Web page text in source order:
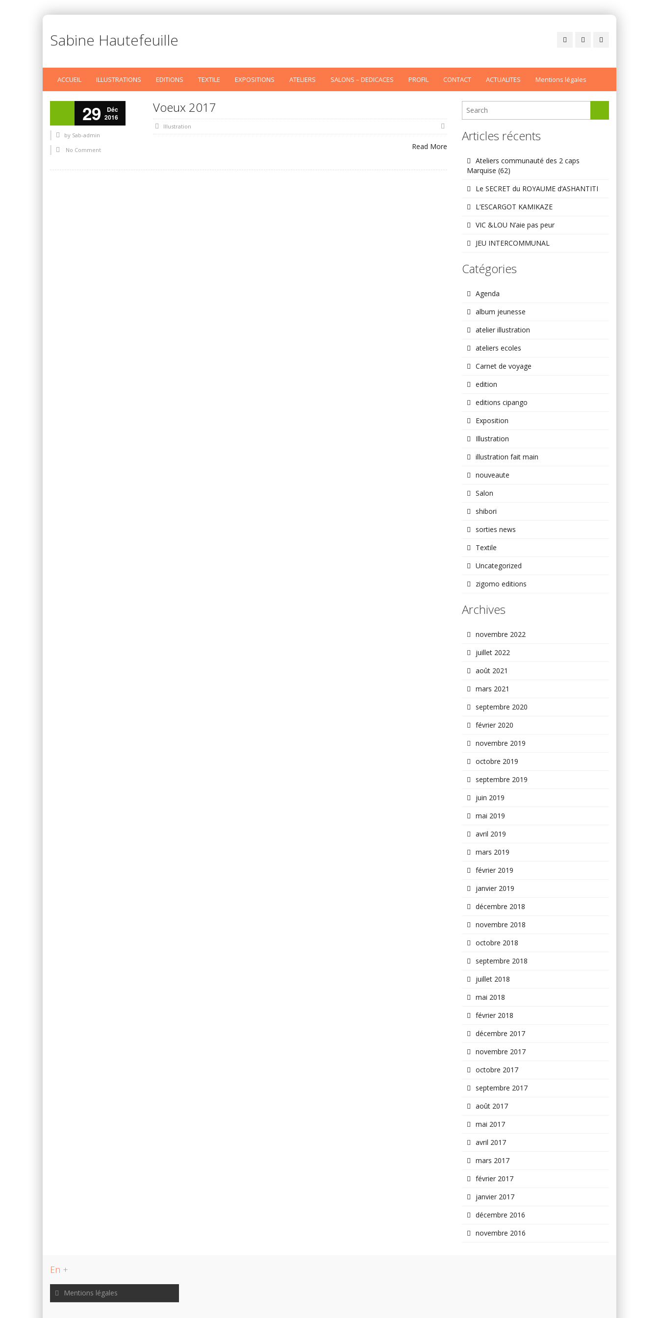
Sabine Hautefeuille
ACCUEIL ILLUSTRATIONS EDITIONS TEXTILE EXPOSITIONS ATELIERS SALONS – DEDICACES PROFIL CONTACT ACTUALITES Mentions légales
29
Déc
2016
by Sab-admin
No Comment
Voeux 2017
Illustration
Read More
Articles récents
Ateliers communauté des 2 caps
Marquise (62)
Le SECRET du ROYAUME d’ASHANTITI
L’ESCARGOT KAMIKAZE
VIC &LOU N’aie pas peur
JEU INTERCOMMUNAL
Catégories
Agenda
album jeunesse
atelier illustration
ateliers ecoles
Carnet de voyage
edition
editions cipango
Exposition
Illustration
illustration fait main
nouveaute
Salon
shibori
sorties news
Textile
Uncategorized
zigomo editions
Archives
novembre 2022
juillet 2022
août 2021
mars 2021
septembre 2020
février 2020
novembre 2019
octobre 2019
septembre 2019
juin 2019
mai 2019
avril 2019
mars 2019
février 2019
janvier 2019
décembre 2018
novembre 2018
octobre 2018
septembre 2018
juillet 2018
mai 2018
février 2018
décembre 2017
novembre 2017
octobre 2017
septembre 2017
août 2017
mai 2017
avril 2017
mars 2017
février 2017
janvier 2017
décembre 2016
novembre 2016
En +
Mentions légales